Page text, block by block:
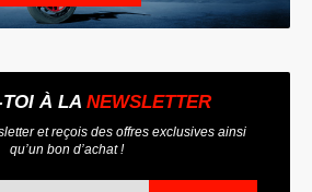
À LA NEWSLETTER
et reçois des offres exclusives ainsi
qu’un bon d’achat !